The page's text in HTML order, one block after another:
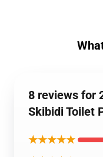
8 reviews for
Skibidi Toilet
★★★★★